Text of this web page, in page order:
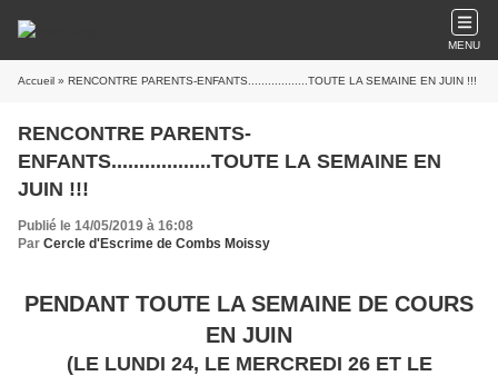
MENU
Accueil » RENCONTRE PARENTS-ENFANTS..................TOUTE LA SEMAINE EN JUIN !!!
RENCONTRE PARENTS-
ENFANTS..................TOUTE LA SEMAINE EN
JUIN !!!
Publié le 14/05/2019 à 16:08
Par Cercle d'Escrime de Combs Moissy
PENDANT TOUTE LA SEMAINE DE COURS
EN JUIN
(LE LUNDI 24, LE MERCREDI 26 ET LE